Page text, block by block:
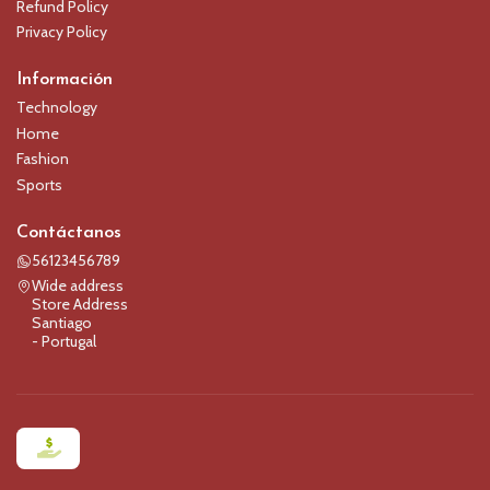
Refund Policy
Privacy Policy
Información
Technology
Home
Fashion
Sports
Contáctanos
56123456789
Wide address
Store Address
Santiago
- Portugal